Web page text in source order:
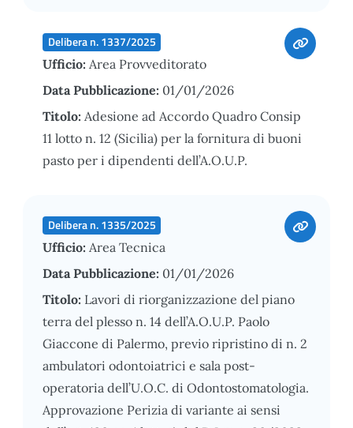
Delibera n. 1337/2025
Ufficio: Area Provveditorato
Data Pubblicazione: 01/01/2026
Titolo: Adesione ad Accordo Quadro Consip
11 lotto n. 12 (Sicilia) per la fornitura di buoni
pasto per i dipendenti dell’A.O.U.P.
Delibera n. 1335/2025
Ufficio: Area Tecnica
Data Pubblicazione: 01/01/2026
Titolo: Lavori di riorganizzazione del piano
terra del plesso n. 14 dell’A.O.U.P. Paolo
Giaccone di Palermo, previo ripristino di n. 2
ambulatori odontoiatrici e sala post-
operatoria dell’U.O.C. di Odontostomatologia.
Approvazione Perizia di variante ai sensi